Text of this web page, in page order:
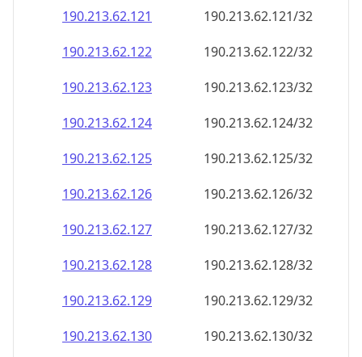
190.213.62.121
190.213.62.121/32
190.213.62.122
190.213.62.122/32
190.213.62.123
190.213.62.123/32
190.213.62.124
190.213.62.124/32
190.213.62.125
190.213.62.125/32
190.213.62.126
190.213.62.126/32
190.213.62.127
190.213.62.127/32
190.213.62.128
190.213.62.128/32
190.213.62.129
190.213.62.129/32
190.213.62.130
190.213.62.130/32